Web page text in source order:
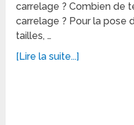
carrelage ? Combien de
carrelage ? Pour la pose
tailles, …
[Lire la suite...]